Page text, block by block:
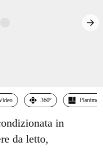
360º
in
da letto,